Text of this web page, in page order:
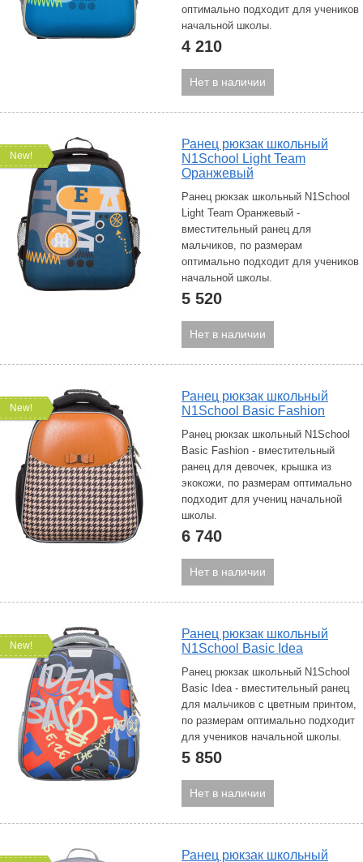
оптимально подходит для учеников
начальной школы.
4 210
Нет в наличии
New!
Ранец рюкзак школьный
N1School Light Team
Оранжевый
Ранец рюкзак школьный N1School
Light Team Оранжевый -
вместительный ранец для
мальчиков, по размерам
оптимально подходит для учеников
начальной школы.
5 520
Нет в наличии
New!
Ранец рюкзак школьный
N1School Basic Fashion
Ранец рюкзак школьный N1School
Basic Fashion - вместительный
ранец для девочек, крышка из
экокожи, по размерам оптимально
подходит для учениц начальной
школы.
6 740
Нет в наличии
New!
Ранец рюкзак школьный
N1School Basic Idea
Ранец рюкзак школьный N1School
Basic Idea - вместительный ранец
для мальчиков с цветным принтом,
по размерам оптимально подходит
для учеников начальной школы.
5 850
Нет в наличии
Ранец рюкзак школьный